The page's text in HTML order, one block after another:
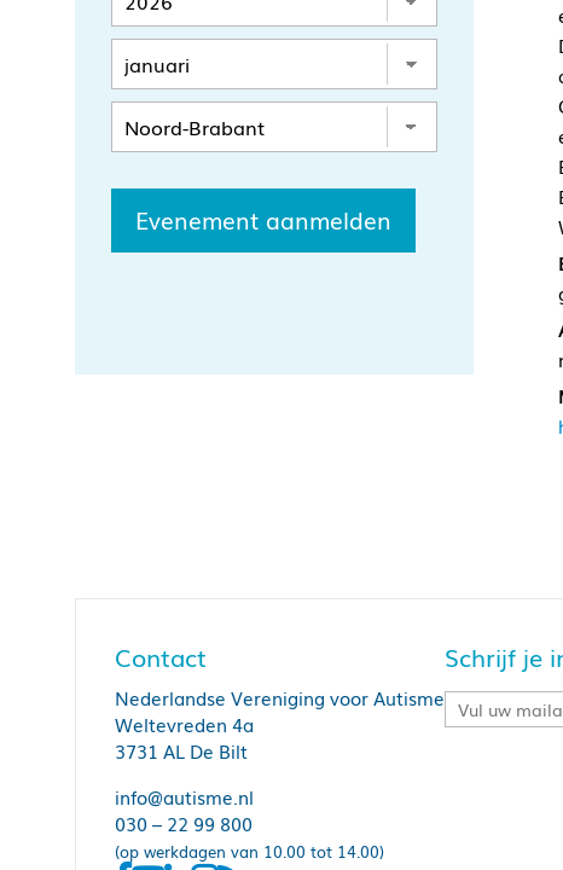
Evenement aanmelden
Contact
Nederlandse Vereniging voor Autisme
Weltevreden 4a
3731 AL De Bilt
info@autisme.nl
030 – 22 99 800
(op werkdagen van 10.00 tot 14.00)
Schrijf je